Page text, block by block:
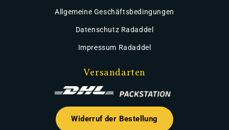
Allgemeine Geschäftsbedingungen
Datenschutz Radaddel
Impressum Radaddel
Versandarten
Widerruf der Bestellung